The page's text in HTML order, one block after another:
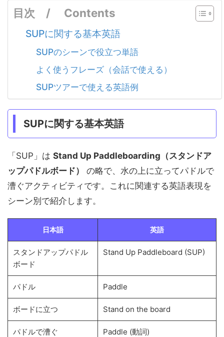
目次 / Contents
SUPに関する基本英語
SUPのシーンで役立つ単語
よく使うフレーズ（会話で使える）
SUPツアーで使える英語例
SUPに関する基本英語
「SUP」は Stand Up Paddleboarding（スタンドア
ップパドルボード）
の略で、水の上に立ってパドルで
漕ぐアクティビティです。これに関連する英語表現を
シーン別で紹介します。
日本語 英語
スタンドアップパドル
ボード
Stand Up Paddleboard (SUP)
パドル Paddle
ボードに立つ Stand on the board
パドルで漕ぐ Paddle (動詞)